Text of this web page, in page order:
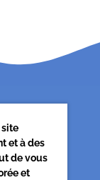
site
et à des
de vous
et